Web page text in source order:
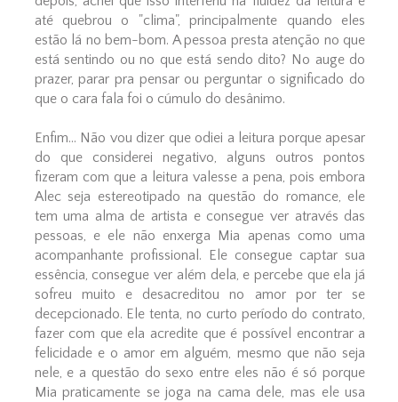
até quebrou o "clima", principalmente quando eles
estão lá no bem-bom. A pessoa presta atenção no que
está sentindo ou no que está sendo dito? No auge do
prazer, parar pra pensar ou perguntar o significado do
que o cara fala foi o cúmulo do desânimo.
Enfim... Não vou dizer que odiei a leitura porque apesar
do que considerei negativo, alguns outros pontos
fizeram com que a leitura valesse a pena, pois embora
Alec seja estereotipado na questão do romance, ele
tem uma alma de artista e consegue ver através das
pessoas, e ele não enxerga Mia apenas como uma
acompanhante profissional. Ele consegue captar sua
essência, consegue ver além dela, e percebe que ela já
sofreu muito e desacreditou no amor por ter se
decepcionado. Ele tenta, no curto período do contrato,
fazer com que ela acredite que é possível encontrar a
felicidade e o amor em alguém, mesmo que não seja
nele, e a questão do sexo entre eles não é só porque
Mia praticamente se joga na cama dele, mas ele usa